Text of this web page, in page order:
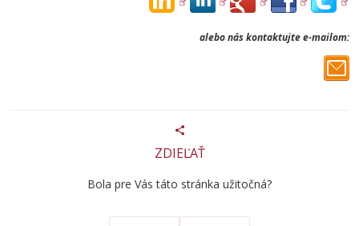
alebo nás kontaktujte e-mailom:
ZDIEĽAŤ
Bola pre Vás táto stránka užitočná?